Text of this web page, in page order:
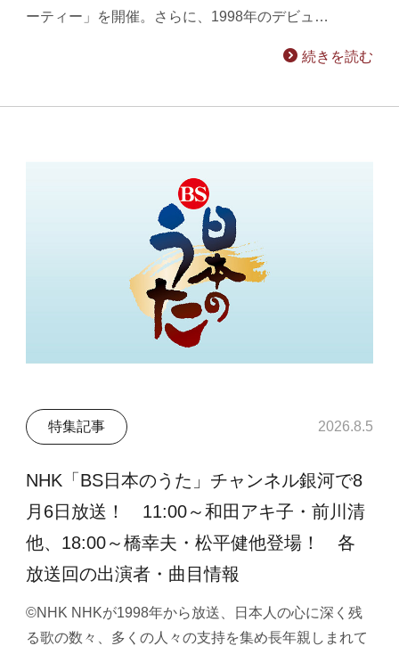
ーティー」を開催。さらに、1998年のデビュ…
続きを読む
特集記事 2026.8.5
NHK「BS日本のうた」チャンネル銀河で8
月6日放送！ 11:00～和田アキ子・前川清
他、18:00～橋幸夫・松平健他登場！ 各
放送回の出演者・曲目情報
©NHK NHKが1998年から放送、日本人の心に深く残
る歌の数々、多くの人々の支持を集め長年親しまれて